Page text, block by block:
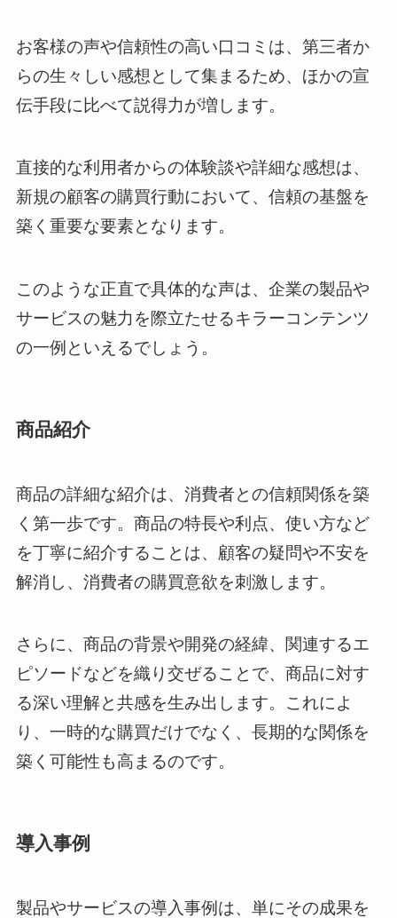
お客様の声や信頼性の高い口コミは、第三者か
らの生々しい感想として集まるため、ほかの宣
伝手段に比べて説得力が増します。
直接的な利用者からの体験談や詳細な感想は、
新規の顧客の購買行動において、信頼の基盤を
築く重要な要素となります。
このような正直で具体的な声は、企業の製品や
サービスの魅力を際立たせるキラーコンテンツ
の一例といえるでしょう。
商品紹介
商品の詳細な紹介は、消費者との信頼関係を築
く第一歩です。商品の特長や利点、使い方など
を丁寧に紹介することは、顧客の疑問や不安を
解消し、消費者の購買意欲を刺激します。
さらに、商品の背景や開発の経緯、関連するエ
ピソードなどを織り交ぜることで、商品に対す
る深い理解と共感を生み出します。これによ
り、一時的な購買だけでなく、長期的な関係を
築く可能性も高まるのです。
導入事例
製品やサービスの導入事例は、単にその成果を